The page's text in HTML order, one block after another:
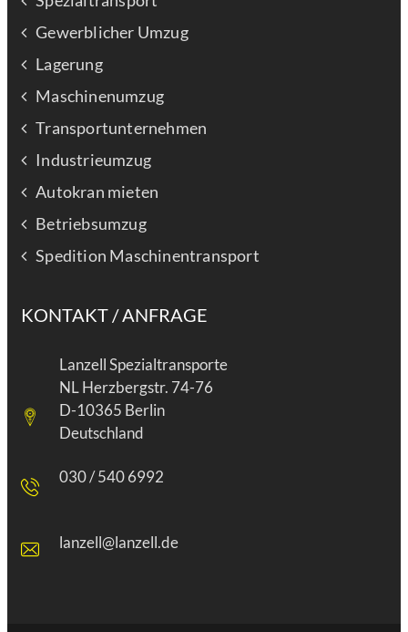
Gewerblicher Umzug
Lagerung
Maschinenumzug
Transportunternehmen
Industrieumzug
Autokran mieten
Betriebsumzug
Spedition Maschinentransport
KONTAKT / ANFRAGE
Lanzell Spezialtransporte
NL Herzbergstr. 74-76
D-10365 Berlin
Deutschland
030 / 540 6992
lanzell@lanzell.de